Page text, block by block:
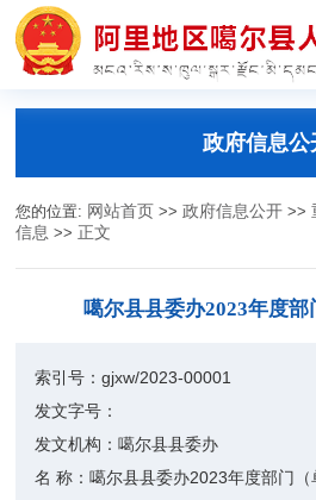
政府信息公
您的位置: 网站首页 >>政府信息公开 >>
信息 >> 正文
噶尔县县委办2023年度
索引号：gjxw/2023-00001
发文字号：
发文机构：噶尔县县委办
名 称：噶尔县县委办2023年度部门（